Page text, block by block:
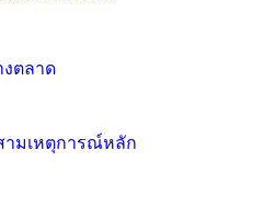
งตลาด
ามเหตุการณ์หลัก